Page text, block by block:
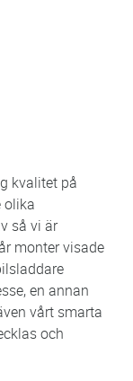
kvalitet på
olika
så vi är
monter visade
en annan
vårt smarta
och